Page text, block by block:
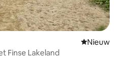
Nieuwe
Nieuw
Finse Lakeland